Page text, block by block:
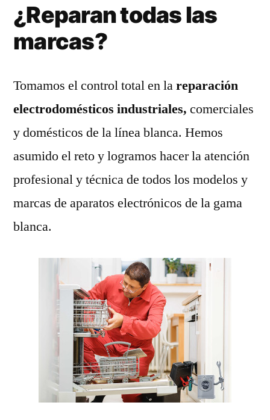
¿Reparan todas las
marcas?
Tomamos el control total en lareparación
electrodomésticos industriales, comerciales
y domésticos de la línea blanca. Hemos
asumido el reto y logramos hacer la atención
profesional y técnica de todos los modelos y
marcas de aparatos electrónicos de la gama
blanca.